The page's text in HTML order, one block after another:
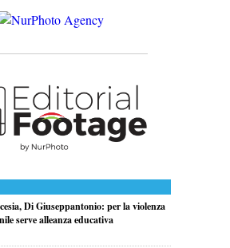
Di Giuseppantonio: per la violenza
serve alleanza educativa